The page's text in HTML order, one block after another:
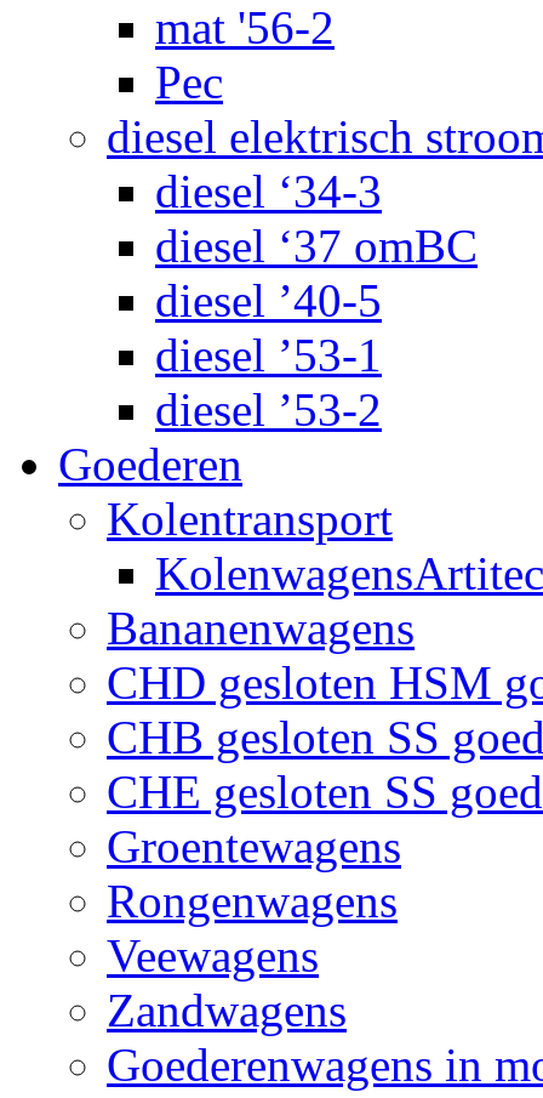
mat '56-2
Pec
diesel elektrisch
diesel ‘34-3
diesel ‘37 omBC
diesel ’40-5
diesel ’53-1
diesel ’53-2
Goederen
Kolentransport
KolenwagensArtitec
Bananenwagens
CHD gesloten HSM
CHB gesloten SS
CHE gesloten SS
Groentewagens
Rongenwagens
Veewagens
Zandwagens
Goederenwagens in